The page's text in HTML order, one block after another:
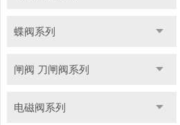
蝶阀系列
闸阀 刀闸阀系列
电磁阀系列